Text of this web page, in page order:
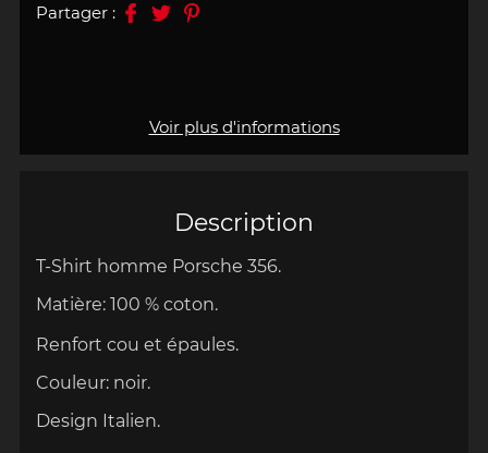
Description
T-Shirt homme Porsche 356.
Matière: 100 % coton.
Renfort cou et épaules.
Couleur: noir.
Design Italien.
Voir plus d'informations
Partager :